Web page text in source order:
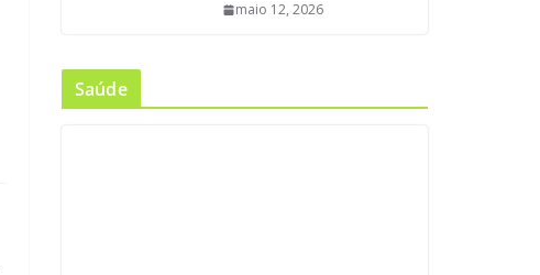
maio 12, 2026
Saúde